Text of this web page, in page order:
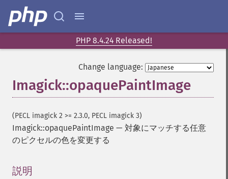
PHP 8.4.24 Released!
Change language:
Imagick::opaquePaintImage
(PECL imagick 2 >= 2.3.0, PECL imagick 3)
Imagick::opaquePaintImage — 対象にマッチする任意
のピクセルの色を変更する
説明
blueShiftImage
blurImage
brightnessContrastImage
clampImage
clear
clipImage
clipImagePath
clipPathImage
colorizeImage